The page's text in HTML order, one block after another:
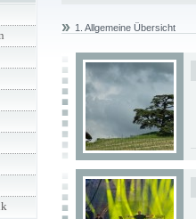
1. Allgemeine Übersicht